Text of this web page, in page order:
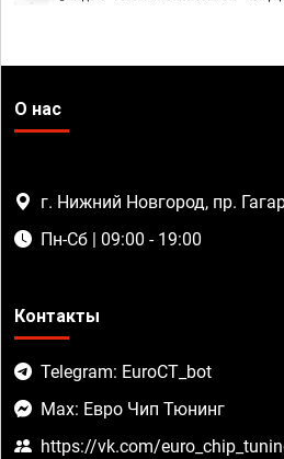
О нас
г. Нижний Новгород, пр.
Пн-Сб | 09:00 - 19:00
Контакты
Telegram: EuroCT_bot
Max: Евро Чип Тюнинг
https://vk.com/